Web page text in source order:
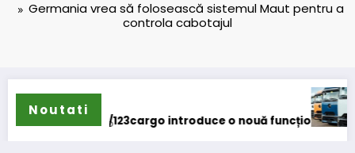
Germania vrea să folosească sistemul Maut pentru a
controla cabotajul
Noutati
123cargo introduce o nouă funcționalitate
Daimler